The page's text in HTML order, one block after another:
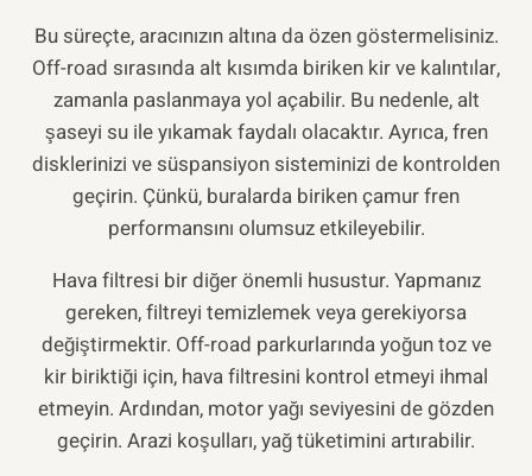
Bu süreçte, aracınızın altına da özen göstermelisiniz.
Off-road sırasında alt kısımda biriken kir ve kalıntılar,
zamanla paslanmaya yol açabilir. Bu nedenle, alt
şaseyi su ile yıkamak faydalı olacaktır. Ayrıca, fren
disklerinizi ve süspansiyon sisteminizi de kontrolden
geçirin. Çünkü, buralarda biriken çamur fren
performansını olumsuz etkileyebilir.
Hava filtresi bir diğer önemli husustur. Yapmanız
gereken, filtreyi temizlemek veya gerekiyorsa
değiştirmektir. Off-road parkurlarında yoğun toz ve
kir biriktiği için, hava filtresini kontrol etmeyi ihmal
etmeyin. Ardından, motor yağı seviyesini de gözden
geçirin. Arazi koşulları, yağ tüketimini artırabilir.